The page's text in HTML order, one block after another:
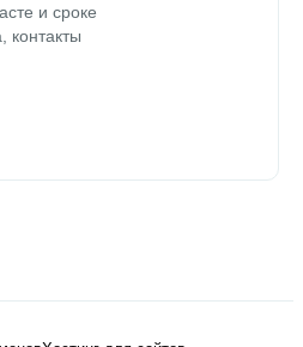
и сроке
контакты